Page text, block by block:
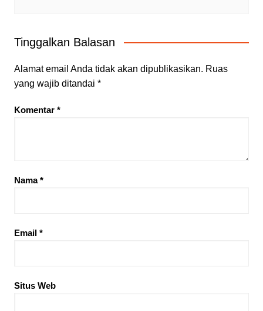
Tinggalkan Balasan
Alamat email Anda tidak akan dipublikasikan. Ruas
yang wajib ditandai *
Komentar *
Nama*
Email *
Situs Web